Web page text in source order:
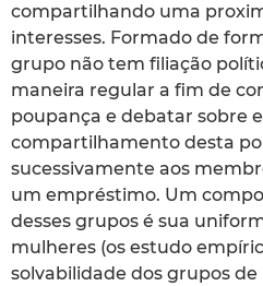
compartilhando uma
interesses. Formado de
grupo não tem filiação
maneira regular a fim de
poupança e debatar sobre
compartilhamento desta
sucessivamente aos
um empréstimo. Um
desses grupos é sua
mulheres (os estudo
solvabilidade dos grupos